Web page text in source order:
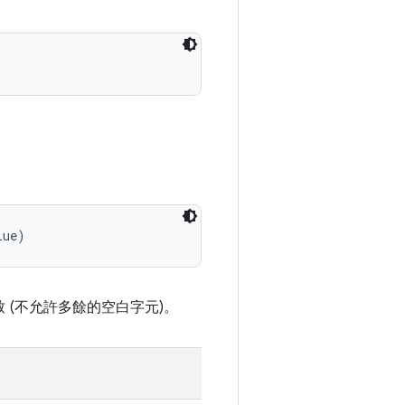
不允許多餘的空白字元)。